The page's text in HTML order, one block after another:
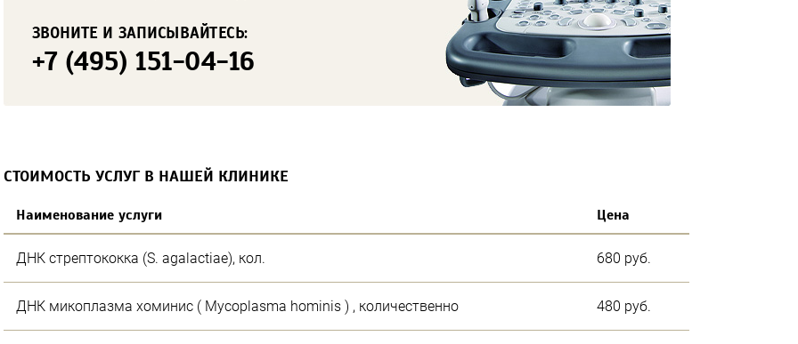
СТОИМОСТЬ УСЛУГ В НАШЕЙ КЛИНИКЕ
Наименование услуги Цена
ДНК стрептококка (S. agalactiae), кол. 680 руб.
ДНК микоплазма хоминис ( Mycoplasma hominis ) , количественно 480 руб.